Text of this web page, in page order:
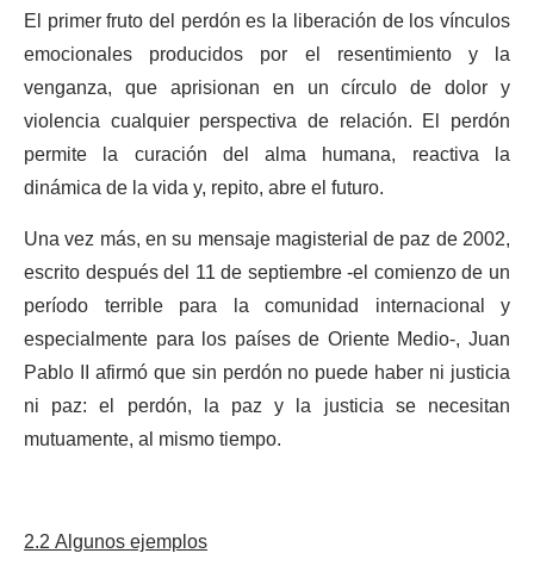
El primer fruto del perdón es la liberación de los vínculos
emocionales producidos por el resentimiento y la
venganza, que aprisionan en un círculo de dolor y
violencia cualquier perspectiva de relación. El perdón
permite la curación del alma humana, reactiva la
dinámica de la vida y, repito, abre el futuro.
Una vez más, en su mensaje magisterial de paz de 2002,
escrito después del 11 de septiembre -el comienzo de un
período terrible para la comunidad internacional y
especialmente para los países de Oriente Medio-, Juan
Pablo II afirmó que sin perdón no puede haber ni justicia
ni paz: el perdón, la paz y la justicia se necesitan
mutuamente, al mismo tiempo.
2.2 Algunos ejemplos